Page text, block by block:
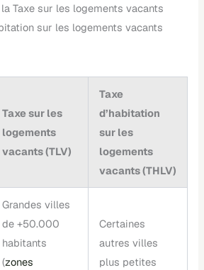
Taxe sur les logements vacants
sur les logements vacants
Taxe sur les
logements
vacants (TLV)
Taxe
d’habitation
sur les
logements
vacants (THLV)
Grandes villes
de +50.000
habitants
(zones
Certaines
autres villes
plus petites